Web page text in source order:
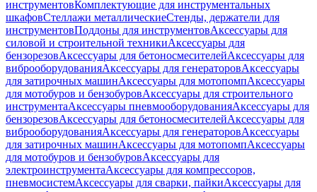
инструментовКомплектующие для инструментальных
шкафовСтеллажи металлическиеСтенды, держатели для
инструментовПоддоны для инструментовАксессуары для
силовой и строительной техникиАксессуары для
бензорезовАксессуары для бетоносмесителейАксессуары для
виброоборудованияАксессуары для генераторовАксессуары
для затирочных машинАксессуары для мотопомпАксессуары
для мотобуров и бензобуровАксессуары для строительного
инструментаАксессуары пневмооборудованияАксессуары для
бензорезовАксессуары для бетоносмесителейАксессуары для
виброоборудованияАксессуары для генераторовАксессуары
для затирочных машинАксессуары для мотопомпАксессуары
для мотобуров и бензобуровАксессуары для
электроинструментаАксессуары для компрессоров,
пневмосистемАксессуары для сварки, пайкиАксессуары для